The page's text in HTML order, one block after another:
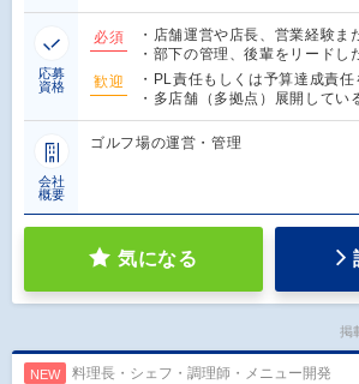
応募
資格
必須
・店舗運営や店長、営業経験ま
・部下の管理、後輩をリードし
歓迎
・PL責任もしくは予算達成責
・多店舗（多拠点）展開してい
会社
概要
ゴルフ場の運営・管理
気になる
掲
NEW 料理長・シェフ・調理師・メニュー開発